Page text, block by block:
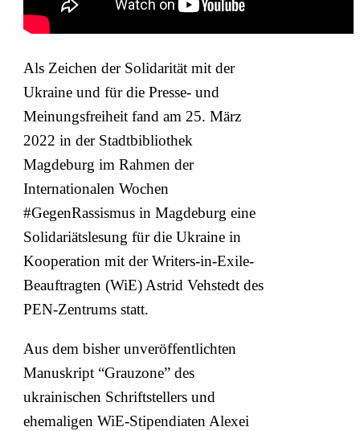
Als Zeichen der Solidarität mit der
Ukraine und für die Presse- und
Meinungsfreiheit fand am 25. März
2022 in der Stadtbibliothek
Magdeburg im Rahmen der
Internationalen Wochen
#GegenRassismus in Magdeburg eine
Solidariätslesung für die Ukraine in
Kooperation mit der Writers-in-Exile-
Beauftragten (WiE) Astrid Vehstedt des
PEN-Zentrums statt.
Aus dem bisher unveröffentlichten
Manuskript “Grauzone” des
ukrainischen Schriftstellers und
ehemaligen WiE-Stipendiaten Alexei